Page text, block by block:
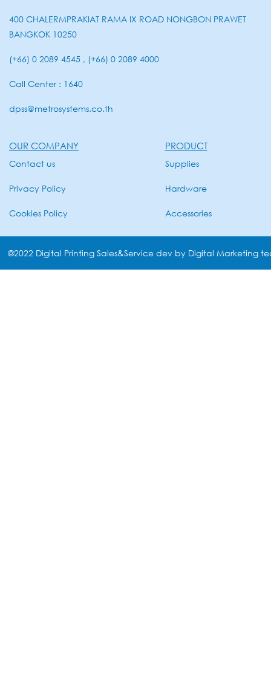
400 CHALERMPRAKIAT RAMA IX ROAD NONGBON PRAWET
BANGKOK 10250
(+66) 0 2089 4545 , (+66) 0 2089 4000
Call Center : 1640
dpss@metrosystems.co.th
OUR COMPANY
Contact us
Privacy Policy
Cookies Policy
PRODUCT
Supplies
Hardware
Accessories
©2022 Digital Printing Sales&Service dev by Digital Marketing